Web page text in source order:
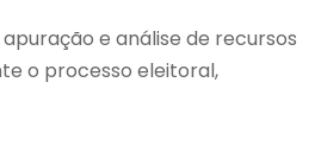
e análise de recursos
o processo eleitoral,